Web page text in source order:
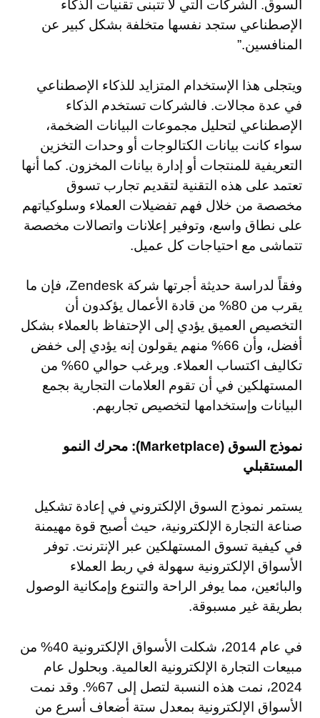
السوق. الشركات التي لا تتبنى تقنيات الذكاء
الإصطناعي ستجد نفسها متخلفة بشكل كبير عن
المنافسين.”
ويتجلى هذا الإستخدام المتزايد للذكاء الإصطناعي
في عدة مجالات. فالشركات تستخدم الذكاء
الإصطناعي لتحليل مجموعات البيانات الضخمة،
سواء كانت بيانات الكتالوجات أو وحدات التخزين
التعريفية للمنتجات أو إدارة بيانات المخزون. كما أنها
تعتمد على هذه التقنية لتقديم تجارب تسوق
مخصصة من خلال فهم تفضيلات العملاء وسلوكياتهم
على نطاق واسع، وتوفير إعلانات واتصالات مخصصة
تتماشى مع احتياجات كل عميل.
وفقاً لدراسة حديثة أجرتها شركة Zendesk، فإن ما
يقرب من 80% من قادة الأعمال يؤكدون أن
التخصيص العميق يؤدي إلى الإحتفاظ بالعملاء بشكل
أفضل، وأن 66% منهم يقولون إنه يؤدي إلى خفض
تكاليف اكتساب العملاء. ويرغب حوالي 60% من
المستهلكين في أن تقوم العلامات التجارية بجمع
البيانات وإستخدامها لتخصيص تجاربهم.
نموذج السوق (Marketplace): محرك النمو
المستقبلي
يستمر نموذج السوق الإلكتروني في إعادة تشكيل
صناعة التجارة الإلكترونية، حيث أصبح قوة مهيمنة
في كيفية تسوق المستهلكين عبر الإنترنت. توفر
الأسواق الإلكترونية سهولة في ربط العملاء
والبائعين، مما يوفر الراحة والتنوع وإمكانية الوصول
بطريقة غير مسبوقة.
في عام 2014، شكلت الأسواق الإلكترونية 40% من
مبيعات التجارة الإلكترونية العالمية. وبحلول عام
2024، نمت هذه النسبة لتصل إلى 67%. وقد نمت
الأسواق الإلكترونية بمعدل ستة أضعاف أسرع من